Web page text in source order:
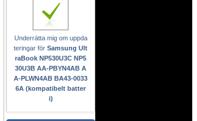
Underrätta mig om uppda
teringar för Samsung Ult
raBook NP530U3C NP5
30U3B AA-PBYN4AB A
A-PLWN4AB BA43-0033
6A (kompatibelt batter
i)